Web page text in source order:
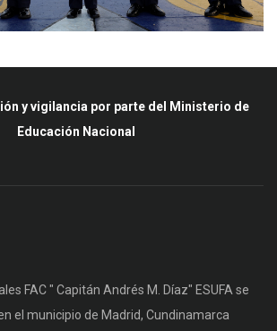
y vigilancia por parte del Ministerio de
Educación Nacional
FAC " Capitán Andrés M. Díaz" ESUFA se
el municipio de Madrid, Cundinamarca